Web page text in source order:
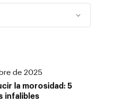
de 2025
la morosidad: 5
infalibles